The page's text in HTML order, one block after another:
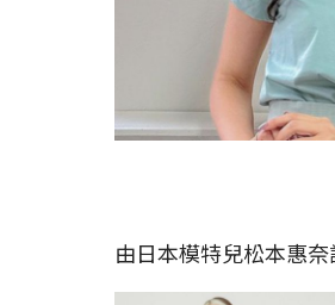
由日本模特兒松本惠